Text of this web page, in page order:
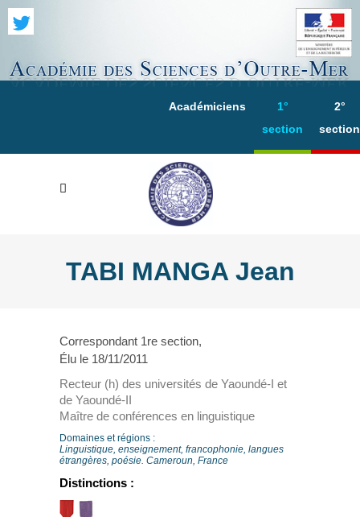
Académiciens
1°
section
2°
section
TABI MANGA Jean
Correspondant 1re section,
Élu le 18/11/2011
Recteur (h) des universités de Yaoundé-I et
de Yaoundé-II
Maître de conférences en linguistique
Domaines et régions :
Linguistique, enseignement, francophonie, langues
étrangères, poésie. Cameroun, France
Distinctions :